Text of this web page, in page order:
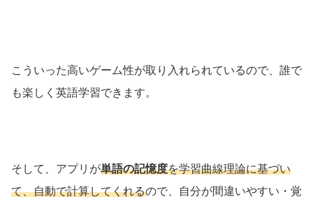
こういった高いゲーム性が取り入れられているので、誰で
も楽しく英語学習できます。
そして、アプリが単語の記憶度を学習曲線理論に基づい
て、自動で計算してくれるので、自分が間違いやすい・覚